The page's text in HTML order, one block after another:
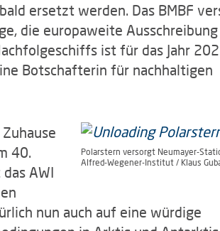
ersetzt werden. Das BMBF
die europaweite
ist für das Jahr
Botschafterin für nachhaltigen
Polarstern versorgt Neumayer-
Alfred-Wegener-Institut / Klaus
40.
AWI
nun auch auf eine würdige